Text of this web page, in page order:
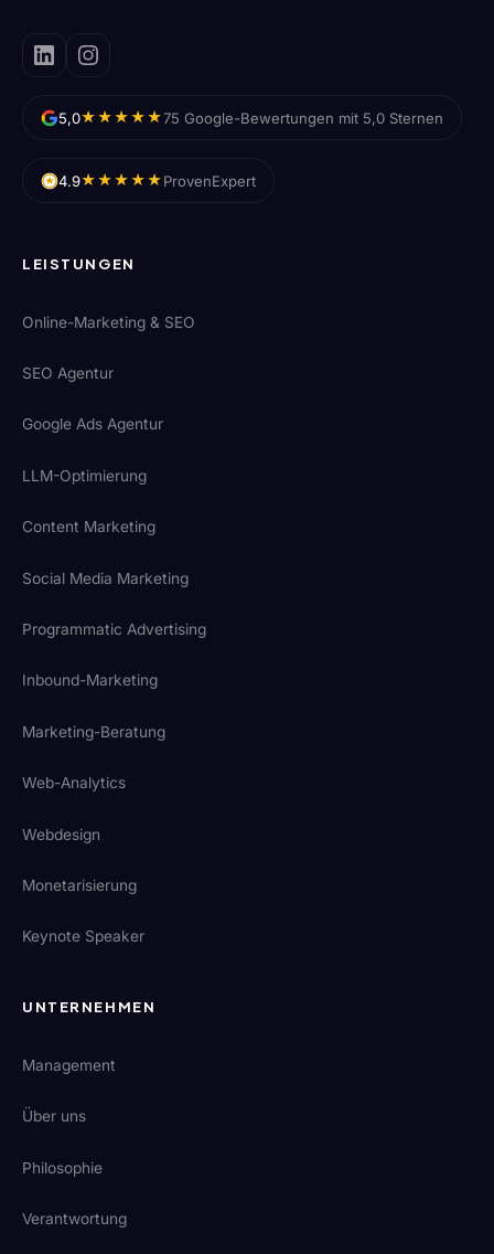
5,0★★★★★75 Google-Bewertungen mit 5,0 Sternen
4.9★★★★★ProvenExpert
LEISTUNGEN
Online-Marketing & SEO
SEO Agentur
Google Ads Agentur
LLM-Optimierung
Content Marketing
Social Media Marketing
Programmatic Advertising
Inbound-Marketing
Marketing-Beratung
Web-Analytics
Webdesign
Monetarisierung
Keynote Speaker
UNTERNEHMEN
Management
Über uns
Philosophie
Verantwortung